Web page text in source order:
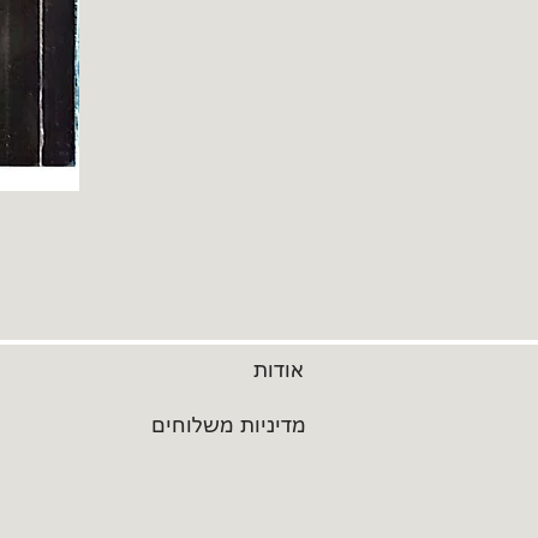
אודות
מדיניות משלוחים